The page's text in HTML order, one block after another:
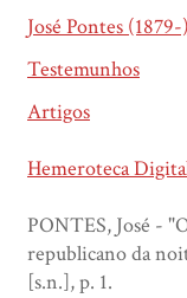
José Pontes (1879-)
Testemunhos
Artigos
Hemeroteca
PONTES, José -
republicano da
[s.n.], p. 1.